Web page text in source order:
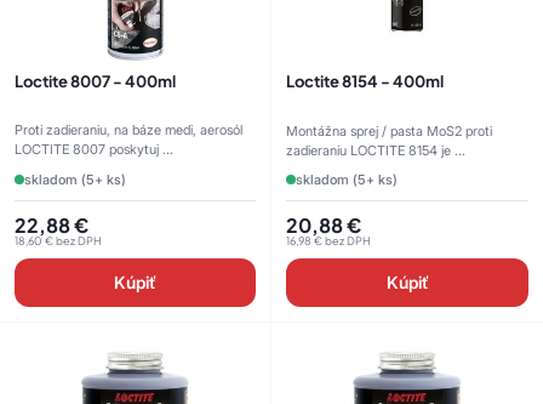
Loctite 8007 - 400ml
Proti zadieraniu, na báze medi, aerosól
LOCTITE 8007 poskytuj ...
skladom (5+ ks)
22,88€
18,60€bez DPH
Kúpiť
Loctite 8154 - 400ml
Montážna sprej / pasta MoS2 proti
zadieraniu LOCTITE 8154 je ...
skladom (5+ ks)
20,88€
16,98€bez DPH
Kúpiť